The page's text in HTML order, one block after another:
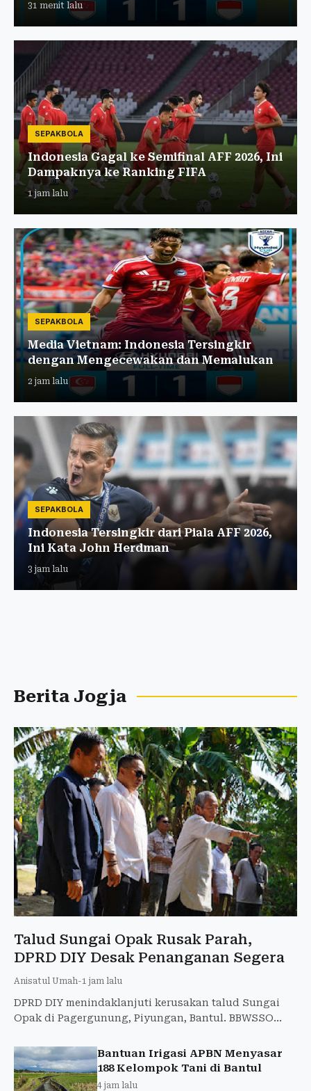
31 menit lalu
SEPAKBOLA
Indonesia Gagal ke Semifinal AFF 2026, Ini
Dampaknya ke Ranking FIFA
1 jam lalu
SEPAKBOLA
Media Vietnam: Indonesia Tersingkir
dengan Mengecewakan dan Memalukan
2 jam lalu
SEPAKBOLA
Indonesia Tersingkir dari Piala AFF 2026,
Ini Kata John Herdman
3 jam lalu
Berita Jogja
Talud Sungai Opak Rusak Parah,
DPRD DIY Desak Penanganan Segera
Anisatul Umah-1 jam lalu
DPRD DIY menindaklanjuti kerusakan talud Sungai
Opak di Pagergunung, Piyungan, Bantul. BBWSSO
mencegah abrasi meluasBantuan Irigasi APBN Menyasar
188 Kelompok Tani di Bantul
4 jam lalu